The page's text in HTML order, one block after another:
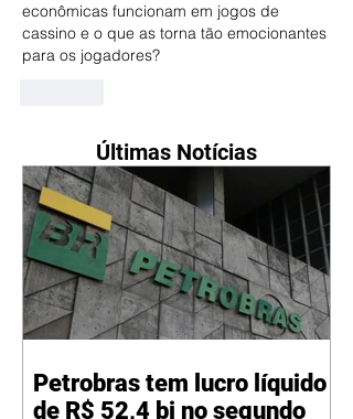
econômicas funcionam em jogos de
cassino e o que as torna tão emocionantes
para os jogadores?
Últimas Notícias
Petrobras tem lucro líquido
de R$ 52,4 bi no segundo